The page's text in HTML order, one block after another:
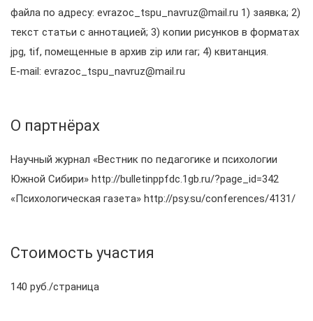
файла по адресу: evrazoc_tspu_navruz@mail.ru 1) заявка; 2)
текст статьи с аннотацией; 3) копии рисунков в форматах
jpg, tif, помещенные в архив zip или rar; 4) квитанция.
E-mail: evrazoc_tspu_navruz@mail.ru
О партнёрах
Научный журнал «Вестник по педагогике и психологии
Южной Сибири» http://bulletinppfdc.1gb.ru/?page_id=342
«Психологическая газета» http://psy.su/conferences/4131/
Стоимость участия
140 руб./страница